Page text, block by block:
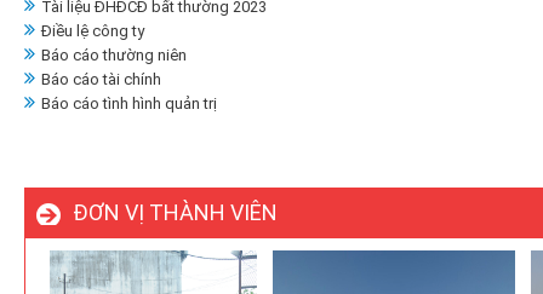
Tài liệu ĐHĐCĐ bất thường 2023
Điều lệ công ty
Báo cáo thường niên
Báo cáo tài chính
Báo cáo tình hình quản trị
ĐƠN VỊ THÀNH VIÊN